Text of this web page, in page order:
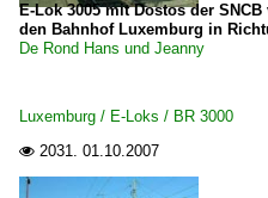
E-Lok 3005 mit Dostos der
den Bahnhof Luxemburg in
De Rond Hans und Jeanny
Luxemburg / E-Loks / BR 3000
 2031. 01.10.2007